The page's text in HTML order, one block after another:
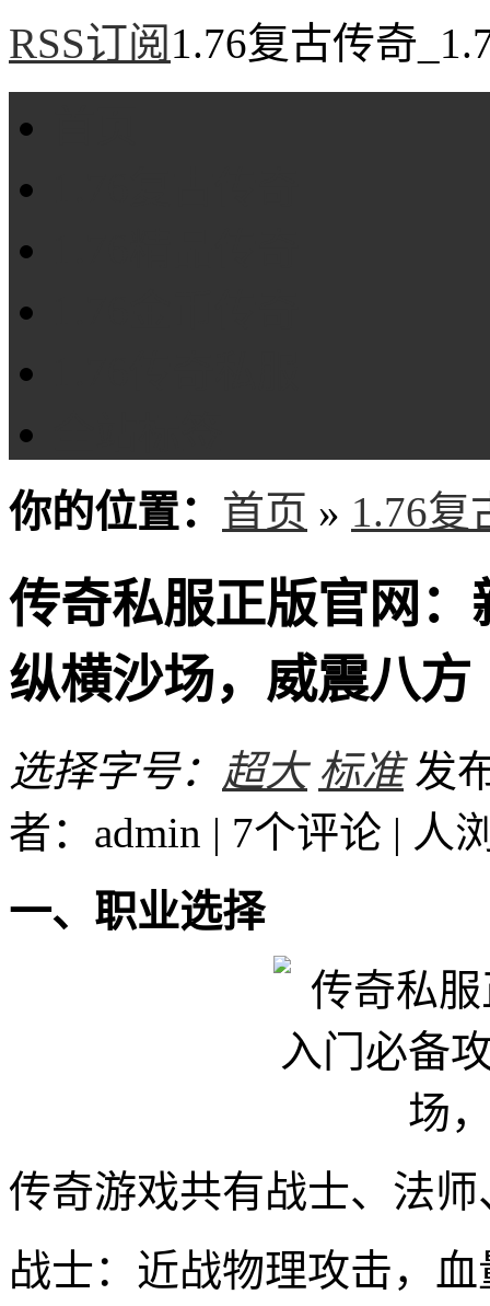
RSS订阅 1.76复古传奇
你的位置： 首页 » 1.76复
传奇私服正版官网
纵横沙场，威震八方
选择字号： 超大 标准 发
者：admin | 7个评论 | 人
一、职业选择
传奇游戏共有战士、法
战士：近战物理攻击，